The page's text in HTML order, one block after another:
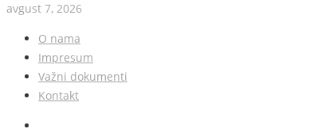
avgust 7, 2026
O nama
Impresum
Važni dokumenti
Kontakt